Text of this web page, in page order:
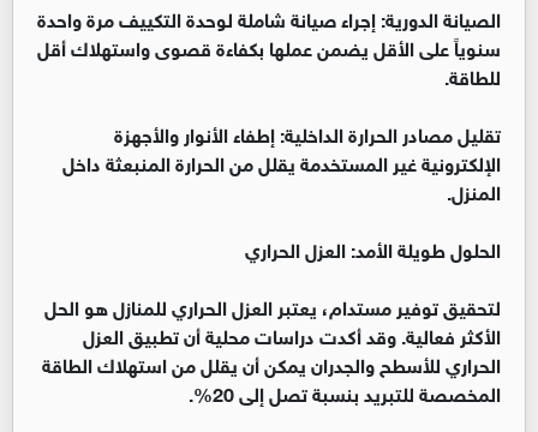
الصيانة الدورية: إجراء صيانة شاملة لوحدة التكييف مرة واحدة
سنوياً على الأقل يضمن عملها بكفاءة قصوى واستهلاك أقل
للطاقة.
تقليل مصادر الحرارة الداخلية: إطفاء الأنوار والأجهزة
الإلكترونية غير المستخدمة يقلل من الحرارة المنبعثة داخل
المنزل.
الحلول طويلة الأمد: العزل الحراري
لتحقيق توفير مستدام، يعتبر العزل الحراري للمنازل هو الحل
الأكثر فعالية. وقد أكدت دراسات محلية أن تطبيق العزل
الحراري للأسطح والجدران يمكن أن يقلل من استهلاك الطاقة
المخصصة للتبريد بنسبة تصل إلى 20%.